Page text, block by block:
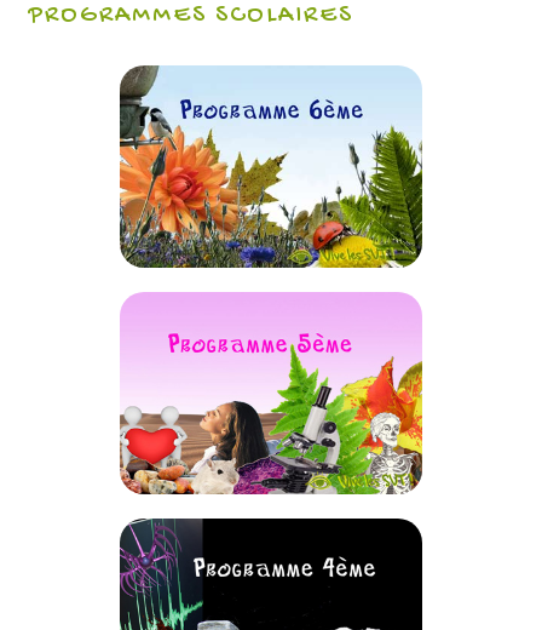
PROGRAMMES SCOLAIRES